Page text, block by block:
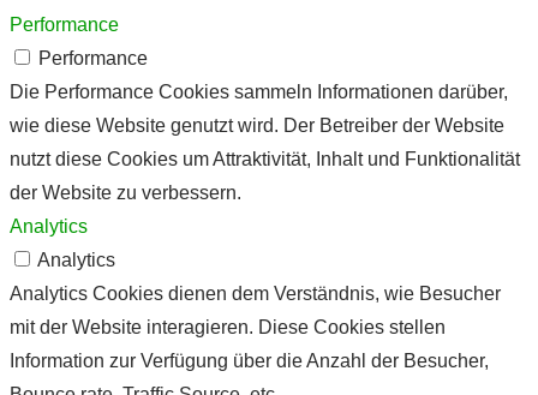
Performance
Performance
Die Performance Cookies sammeln Informationen darüber,
wie diese Website genutzt wird. Der Betreiber der Website
nutzt diese Cookies um Attraktivität, Inhalt und Funktionalität
der Website zu verbessern.
Analytics
Analytics
Analytics Cookies dienen dem Verständnis, wie Besucher
mit der Website interagieren. Diese Cookies stellen
Information zur Verfügung über die Anzahl der Besucher,